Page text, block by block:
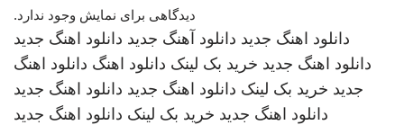
دیدگاهی برای نمایش وجود ندارد.
دانلود اهنگ جدید دانلود آهنگ جدید دانلود اهنگ جدید
دانلود اهنگ جدید خرید بک لینک دانلود اهنگ دانلود اهنگ
جدید خرید بک لینک دانلود اهنگ جدید دانلود اهنگ جدید
دانلود اهنگ جدید خرید بک لینک دانلود اهنگ جدید